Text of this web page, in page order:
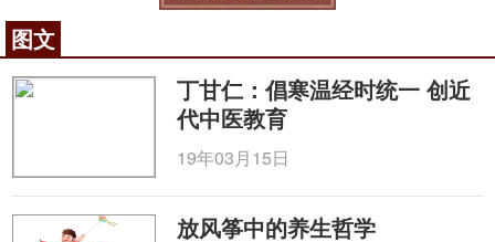
图文
丁甘仁：倡寒温经时统一 创近
代中医教育
19年03月15日
放风筝中的养生哲学